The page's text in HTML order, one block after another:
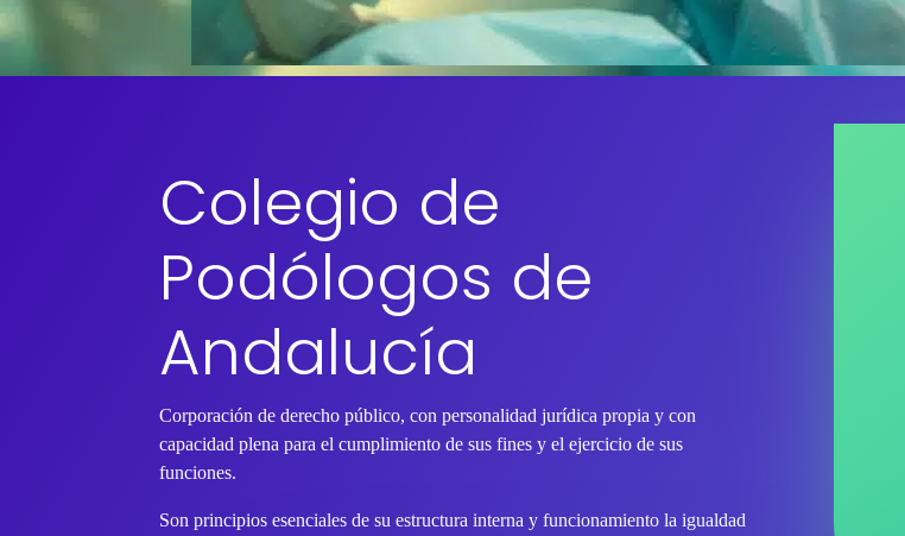
Colegio de
Podólogos de
Andalucía
Corporación de derecho público, con personalidad jurídica propia y con
capacidad plena para el cumplimiento de sus fines y el ejercicio de sus
funciones.
Son principios esenciales de su estructura interna y funcionamiento la igualdad